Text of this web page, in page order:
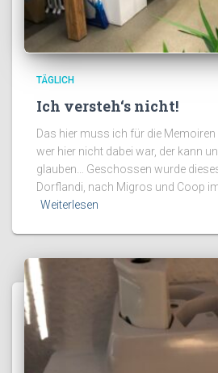
TÄGLICH
Ich versteh‘s nicht!
Das hier muss ich für die
wer hier nicht dabei war, der kann
glauben… Geschossen wurde
Dorflandi, nach Migros und Coop
Weiterlesen